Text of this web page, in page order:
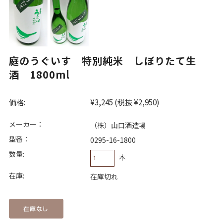
庭のうぐいす 特別純米 しぼりたて生
酒 1800ml
価格: ¥3,245 (税抜 ¥2,950)
メーカー：
（株）山口酒造場
型番：
0295-16-1800
数量:
本
在庫:
在庫切れ